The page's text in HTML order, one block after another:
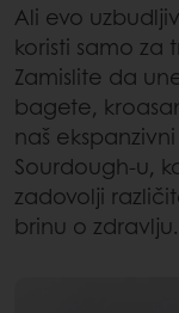
Ali evo
koristi samo
Zamislite da
bagete,
naš
Sourdough-u,
zadovolji
brinu o zdravlju.